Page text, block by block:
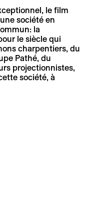
le film
société en
la
le siècle qui
charpentiers, du
Pathé, du
projectionnistes,
société, à